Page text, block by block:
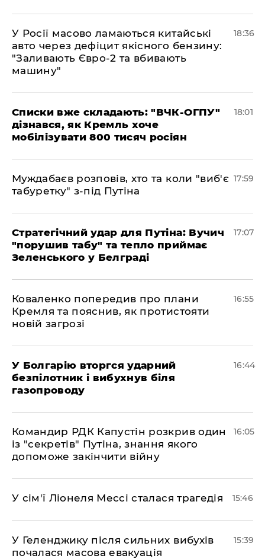
У Росії масово ламаються китайські
авто через дефіцит якісного бензину:
"Заливають Євро-2 та вбивають
машину"
18:36
Списки вже складають: "ВЧК-ОГПУ"
дізнався, як Кремль хоче
мобілізувати 800 тисяч росіян
18:01
Муждабаєв розповів, хто та коли "виб'є
табуретку" з-під Путіна
17:59
Стратегічний удар для Путіна: Вучич
"порушив табу" та тепло приймає
Зеленського у Белграді
17:07
Коваленко попередив про плани
Кремля та пояснив, як протистояти
новій загрозі
16:55
У Болгарію вторгся ударний
безпілотник і вибухнув біля
газопроводу
16:44
Командир РДК Капустін розкрив один
із "секретів" Путіна, знання якого
допоможе закінчити війну
16:05
У сім'ї Ліонеля Мессі сталася трагедія 15:46
У Геленджику після сильних вибухів
почалася масова евакуація
15:39